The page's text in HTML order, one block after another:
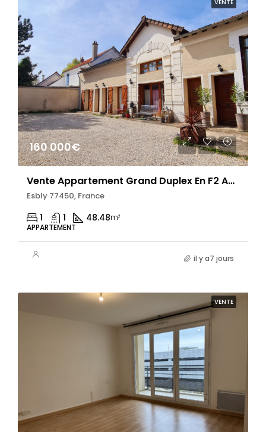
VENTE
160 000€
Vente Appartement Grand Duplex En F2 Au Centre-Ville De Esbly
Esbly 77450, France
1 1 48.48m²
APPARTEMENT
il y a7 jours
VENTE